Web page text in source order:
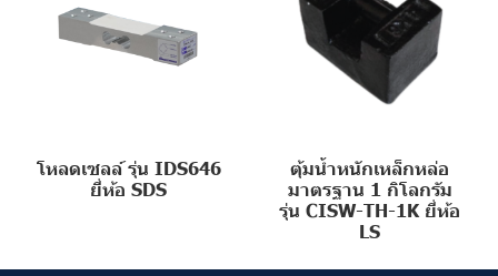
โหลดเซลล์ รุ่น IDS646
ยี่ห้อ SDS
ตุ้มน้ำหนักเหล็กหล่อ
มาตรฐาน 1 กิโลกรัม
รุ่น CISW-TH-1K ยี่ห้อ
LS